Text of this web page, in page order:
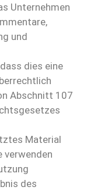
Unternehmen
und
dies eine
Abschnitt 107
Material
verwenden
des